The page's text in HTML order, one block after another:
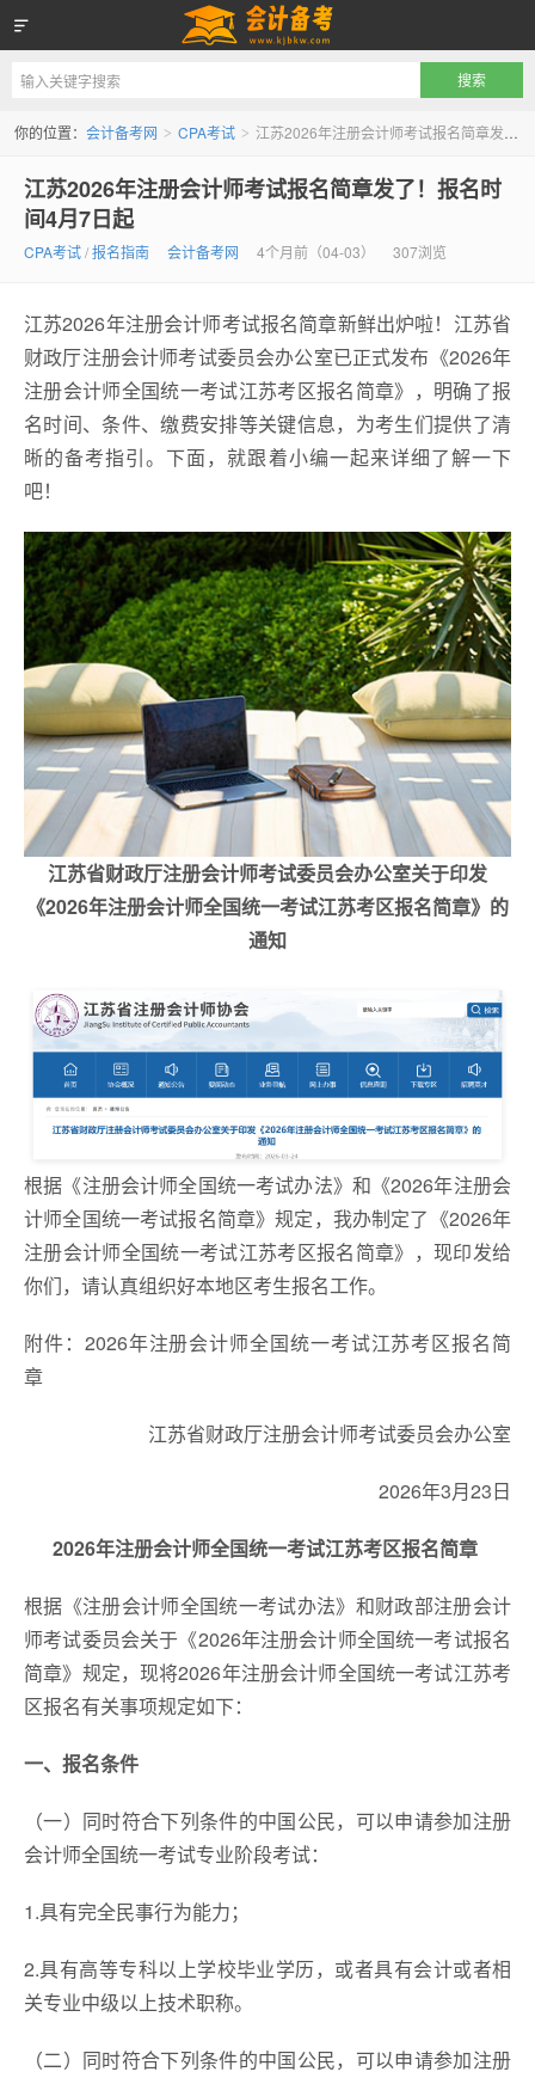
会计备考网
你的位置： 会计备考网 > CPA考试 > 江苏2026年注册会计师考试报名简章发了！报名时间4月7日起
江苏2026年注册会计师考试报名简章发了！报名时
间4月7日起
CPA考试/报名指南 会计备考网 4个月前（04-03） 307浏览
江苏2026年注册会计师考试报名简章新鲜出炉啦！江苏省
财政厅注册会计师考试委员会办公室已正式发布《2026年
注册会计师全国统一考试江苏考区报名简章》，明确了报
名时间、条件、缴费安排等关键信息，为考生们提供了清
晰的备考指引。下面，就跟着小编一起来详细了解一下
吧！
江苏省财政厅注册会计师考试委员会办公室关于印发
《2026年注册会计师全国统一考试江苏考区报名简章》的
通知
根据《注册会计师全国统一考试办法》和《2026年注册会
计师全国统一考试报名简章》规定，我办制定了《2026年
注册会计师全国统一考试江苏考区报名简章》，现印发给
你们，请认真组织好本地区考生报名工作。
附件：2026年注册会计师全国统一考试江苏考区报名简
章
江苏省财政厅注册会计师考试委员会办公室
2026年3月23日
2026年注册会计师全国统一考试江苏考区报名简章
根据《注册会计师全国统一考试办法》和财政部注册会计
师考试委员会关于《2026年注册会计师全国统一考试报名
简章》规定，现将2026年注册会计师全国统一考试江苏考
区报名有关事项规定如下：
一、报名条件
（一）同时符合下列条件的中国公民，可以申请参加注册
会计师全国统一考试专业阶段考试：
1.具有完全民事行为能力；
2.具有高等专科以上学校毕业学历，或者具有会计或者相
关专业中级以上技术职称。
（二）同时符合下列条件的中国公民，可以申请参加注册